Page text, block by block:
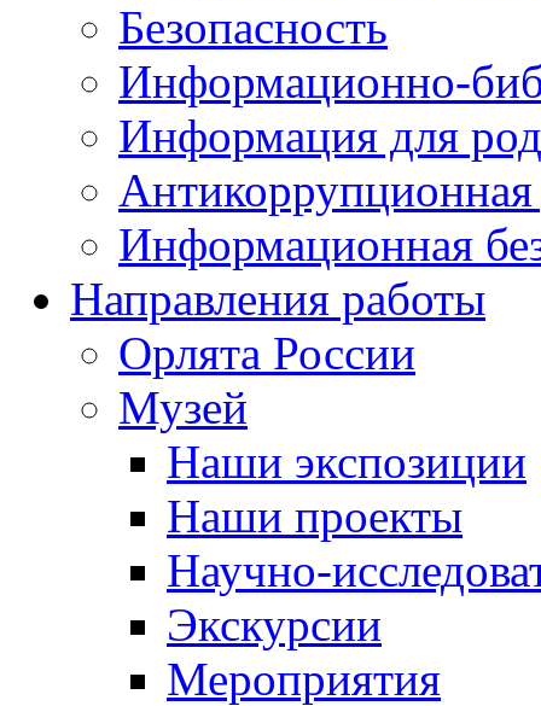
Безопасность
Информационно-
Информация для
Антикоррупционная
Информационная
Направления работы
Орлята России
Музей
Наши экспозиции
Наши проекты
Научно-
Экскурсии
Мероприятия